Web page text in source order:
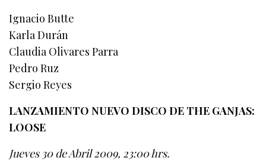
Ignacio Butte
Karla Durán
Claudia Olivares Parra
Pedro Ruz
Sergio Reyes
LANZAMIENTO NUEVO DISCO DE THE GANJAS:
LOOSE
Jueves 30 de Abril 2009, 23:00 hrs.